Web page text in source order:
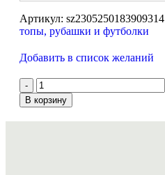
Артикул: sz2305250183909314
топы, рубашки и футболки
Добавить в список желаний
В корзину